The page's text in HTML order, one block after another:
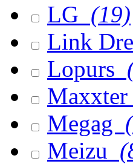
LG (19)
Link
Lopurs
Maxxter
Megag
Meizu